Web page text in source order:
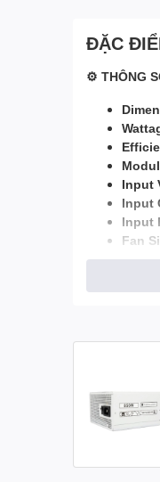
ĐẶC
⚙ THÔNG
Input
Input
Input
Fan